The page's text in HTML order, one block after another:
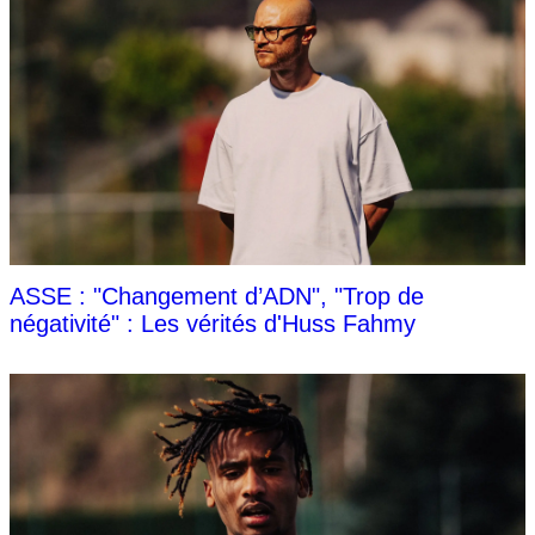
ASSE : "Changement d’ADN", "Trop de
négativité" : Les vérités d'Huss Fahmy